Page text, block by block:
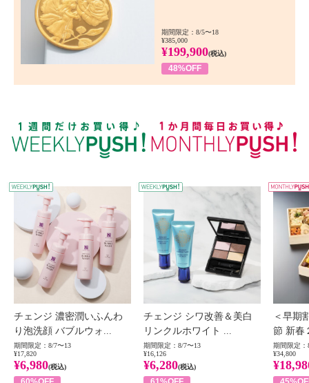
期間限定：8/5〜18
¥385,000
¥199,900(税込)
48%OFF
WEEKLY PUSH
チェンジ 濃密潤いふんわ
り泡洗顔 バブルウォ...
期間限定：8/7〜13
¥17,820
¥6,980(税込)
チェンジ シワ改善＆美白
リンクルホワイト ...
期間限定：8/7〜13
¥16,126
¥6,280(税込)
＜早期
節 新春
期間限定：
¥34,800